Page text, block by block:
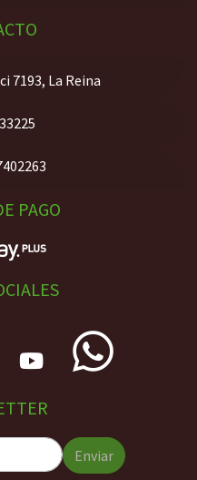
7193, La Reina
PAGO
Enviar